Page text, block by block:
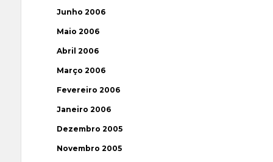
Junho 2006
Maio 2006
Abril 2006
Março 2006
Fevereiro 2006
Janeiro 2006
Dezembro 2005
Novembro 2005